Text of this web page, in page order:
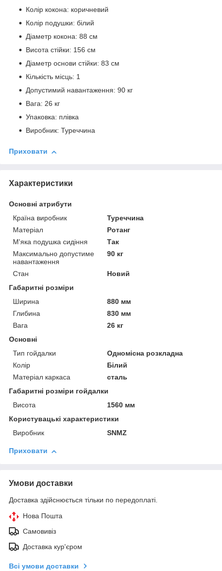
Колір кокона: коричневий
Колір подушки: білий
Діаметр кокона: 88 см
Висота стійки: 156 см
Діаметр основи стійки: 83 см
Кількість місць: 1
Допустимий навантаження: 90 кг
Вага: 26 кг
Упаковка: плівка
Виробник: Туреччина
Приховати
Характеристики
Основні атрибути
Країна виробник
Туреччина
Матеріал
Ротанг
М'яка подушка сидіння
Так
Максимально допустиме
навантаження
90 кг
Стан
Новий
Габаритні розміри
Ширина
880 мм
Глибина
830 мм
Вага
26 кг
Основні
Тип гойдалки
Одномісна розкладна
Колір
Білий
Матеріал каркаса
сталь
Габаритні розміри гойдалки
Висота
1560 мм
Користувацькі характеристики
Виробник
SNMZ
Приховати
Умови доставки
Доставка здійснюється тільки по передоплаті.
Нова Пошта
Самовивіз
Доставка кур'єром
Всі умови доставки